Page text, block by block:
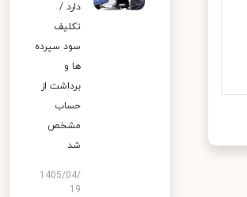
دارد /
تکلیف
سود سپرده
ها و
برداشت از
حساب
مشخص
شد
1405/04/
19